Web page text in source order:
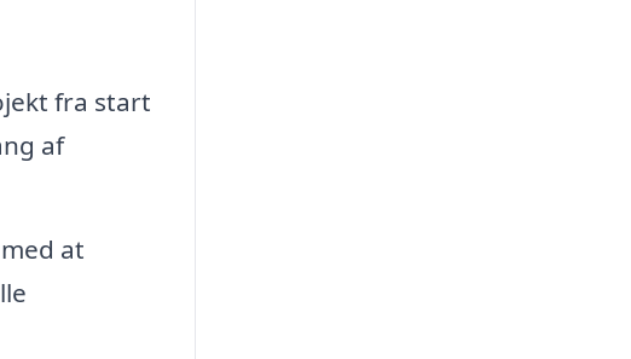
fra start
af
at